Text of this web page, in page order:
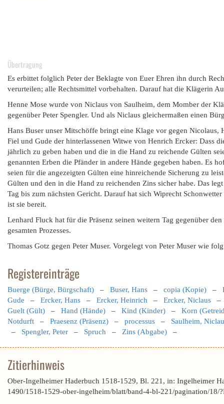
Übertragung
Es erbittet folglich Peter der Beklagte von Euer Ehren ihn durch
verurteilen; alle Rechtsmittel vorbehalten. Darauf hat die Klägerin
Henne Mose wurde von Niclaus von Saulheim, dem Momber der
gegenüber Peter Spengler. Und als Niclaus gleichermaßen einen
Hans Buser unser Mitschöffe bringt eine Klage vor gegen Nicolaus,
Fiel und Gude der hinterlassenen Witwe von Henrich Ercker: Dass
jährlich zu geben haben und die in die Hand zu reichende Gülten
genannten Erben die Pfänder in andere Hände gegeben haben. Es
seien für die angezeigten Gülten eine hinreichende Sicherung zu
Gülten und den in die Hand zu reichenden Zins sicher habe. Das
Tag bis zum nächsten Gericht. Darauf hat sich Wiprecht
ist sie bereit.
Lenhard Fluck hat für die Präsenz seinen weitern Tag gegenüber
gesamten Prozesses.
Thomas Gotz gegen Peter Muser. Vorgelegt von Peter Muser wie
Registereinträge
Buerge (Bürge, Bürgschaft) – Buser, Hans – copia (Kopie) –
Gude – Ercker, Hans – Ercker, Heinrich – Ercker, Niclaus
Guelt (Gült) – Hand (Hände) – Kind (Kinder) – Korn
Notdurft – Praesenz (Präsenz) – processus – Saulheim,
– Spengler, Peter – Spruch – Zins (Abgabe) –
Zitierhinweis
Ober-Ingelheimer Haderbuch 1518-1529, Bl. 221, in: Ingelheimer
1490/1518-1529-ober-ingelheim/blatt/band-4-bl-221/pagination/